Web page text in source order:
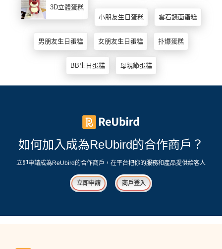
3D立體蛋糕
小朋友生日蛋糕
雲石鏡面蛋糕
男朋友生日蛋糕 女朋友生日蛋糕 扑爆蛋糕
BB生日蛋糕 母親節蛋糕
如何加入成為ReUbird的合作商戶？
立即申請成為ReUbird的合作商戶，在平台把你的服務和產品提供給客人
立即申請 商戶登入